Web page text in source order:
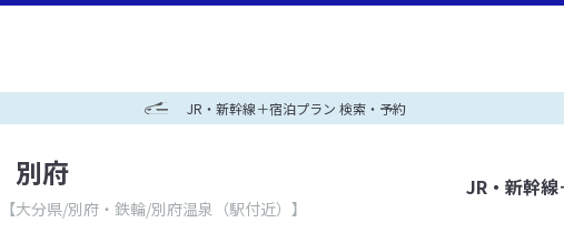
JR・新幹線＋宿泊プラン 検索・予約
別府
【大分県/別府・鉄輪/別府温泉（駅付近）】
JR・新幹